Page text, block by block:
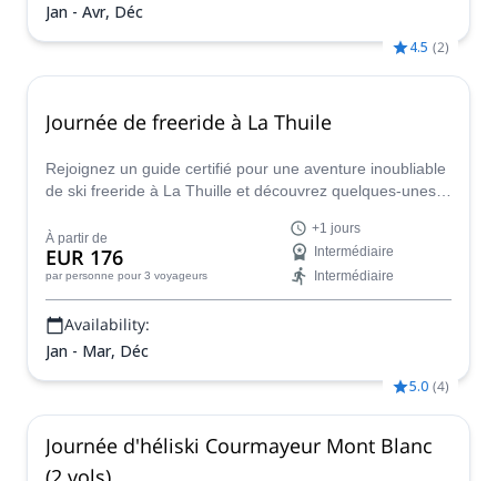
Jan - Avr, Déc
4.5 (2)
Journée de freeride à La Thuile
Rejoignez un guide certifié pour une aventure inoubliable
de ski freeride à La Thuille et découvrez quelques-unes
À partir de
EUR 176
par personne pour 3 voyageurs
+1 jours
Intermédiaire
Intermédiaire
Availability:
Jan - Mar, Déc
5.0 (4)
Journée d'héliski Courmayeur Mont Blanc